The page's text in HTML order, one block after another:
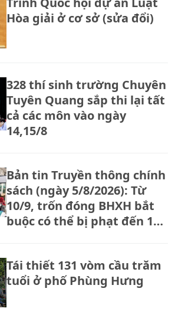
Hòa giải ở cơ sở (sửa đổi)
328 thí sinh trường Chuyên
Tuyên Quang sắp thi lại tất
cả các môn vào ngày
14,15/8
Bản tin Truyền thông chính
sách (ngày 5/8/2026): Từ
10/9, trốn đóng BHXH bắt
buộc có thể bị phạt đến 150
Tái thiết 131 vòm cầu trăm
tuổi ở phố Phùng Hưng